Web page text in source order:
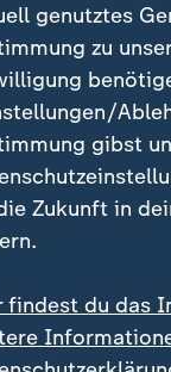
nach drei Jahren
Tobehn und die
Schwimm-
Video 1:27
genutztes
zu
gibst
Zukunft in
findest du das